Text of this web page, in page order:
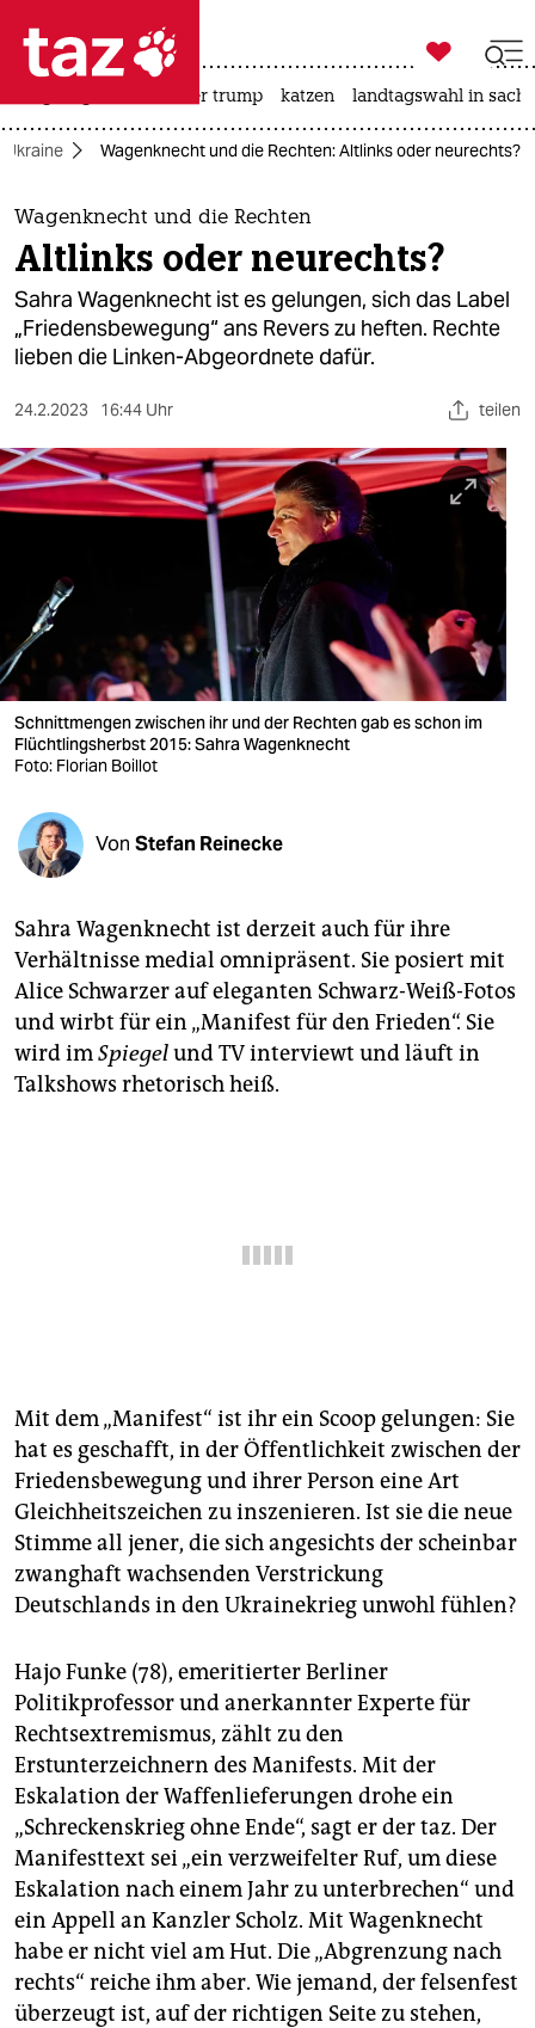
 taz zahl ich
taz zahl ich
themen
politik
öko
sport
nord
wahrheit
verlag
verlag
shop
fragen & hilfe
unterstützen
abo
genossenschaft
epaper login

taz zahl ich
usa unter trump katzen landtagswahl in
Ukraine Wagenknecht und die Rechten: Altlinks oder neurechts?
Wagenknecht und die Rechten
Altlinks oder neurechts?
Sahra Wagenknecht ist es gelungen, sich das Label
„Friedensbewegung“ ans Revers zu heften. Rechte
lieben die Linken-Abgeordnete dafür.
24.2.2023 16:44 Uhr teilen
Schnittmengen zwischen ihr und der Rechten gab es schon im
Flüchtlingsherbst 2015: Sahra Wagenknecht
Foto: Florian Boillot
Von Stefan Reinecke
Sahra Wagenknecht ist derzeit auch für ihre
Verhältnisse medial omnipräsent. Sie posiert mit
Alice Schwarzer auf eleganten Schwarz-Weiß-Fotos
und wirbt für ein „Manifest für den Frieden“. Sie
wird imSpiegelund TV interviewt und läuft in
Talkshows rhetorisch heiß.
Mit dem „Manifest“ ist ihr ein Scoop gelungen: Sie
hat es geschafft, in der Öffentlichkeit zwischen der
Friedensbewegung und ihrer Person eine Art
Gleichheitszeichen zu inszenieren. Ist sie die neue
Stimme all jener, die sich angesichts der scheinbar
zwanghaft wachsenden Verstrickung
Deutschlands in den Ukra­ine­krieg unwohl fühlen?
Hajo Funke (78), emeritierter Berliner
Politikprofessor und anerkannter Experte für
Rechtsextremismus, zählt zu den
Erstunterzeichnern des Manifests. Mit der
Eskalation der Waffenlieferungen drohe ein
„Schreckenskrieg ohne Ende“, sagt er der taz. Der
Manifesttext sei „ein verzweifelter Ruf, um diese
Eskalation nach einem Jahr zu unterbrechen“ und
ein Appell an Kanzler Scholz. Mit Wagenknecht
habe er nicht viel am Hut. Die „Abgrenzung nach
rechts“ reiche ihm aber. Wie jemand, der felsenfest
überzeugt ist, auf der richtigen Seite zu stehen,